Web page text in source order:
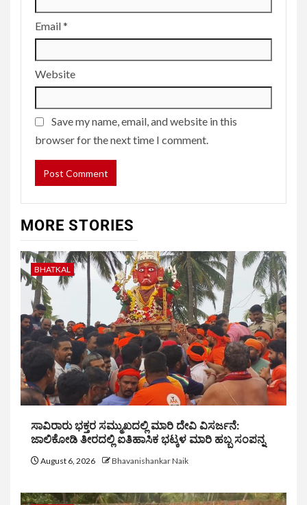
Email*
Website
Save my name, email, and website in this
browser for the next time I comment.
MORE STORIES
BHATKAL
ಸಾವಿರಾರು ಭಕ್ತರ ಸಮ್ಮುಖದಲ್ಲಿ ಮಾರಿ ದೇವಿ ವಿಸರ್ಜನೆ:
ಜಾಲಿಕೋಡಿ ತೀರದಲ್ಲಿ ಐತಿಹಾಸಿಕ ಭಟ್ಕಳ ಮಾರಿ ಹಬ್ಬ ಸಂಪನ್ನ
August 6, 2026 Bhavanishankar Naik